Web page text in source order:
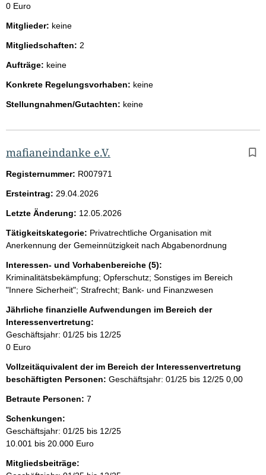
0 Euro
Mitglieder: keine
Mitgliedschaften: 2
Aufträge: keine
Konkrete Regelungsvorhaben: keine
Stellungnahmen/Gutachten: keine
mafianeindanke e.V.
Registernummer: R007971
Ersteintrag: 29.04.2026
Letzte Änderung: 12.05.2026
Tätigkeitskategorie: Privatrechtliche Organisation mit
Anerkennung der Gemeinnützigkeit nach Abgabenordnung
Interessen- und Vorhabenbereiche (5):
Kriminalitätsbekämpfung; Opferschutz; Sonstiges im Bereich
"Innere Sicherheit"; Strafrecht; Bank- und Finanzwesen
Jährliche finanzielle Aufwendungen im Bereich der
Interessenvertretung:
Geschäftsjahr: 01/25 bis 12/25
0 Euro
Vollzeitäquivalent der im Bereich der Interessenvertretung
beschäftigten Personen: Geschäftsjahr: 01/25 bis 12/25 0,00
Betraute Personen: 7
Schenkungen:
Geschäftsjahr: 01/25 bis 12/25
10.001 bis 20.000 Euro
Mitgliedsbeiträge: